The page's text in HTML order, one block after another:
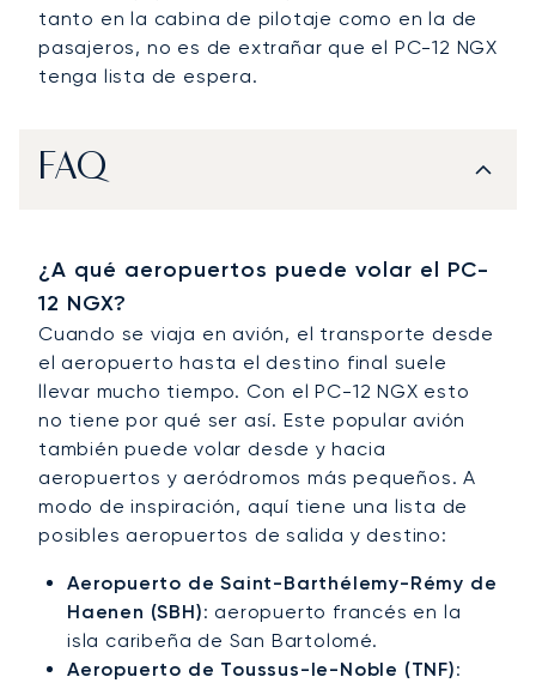
tanto en la cabina de pilotaje como en la de
pasajeros, no es de extrañar que el PC-12 NGX
tenga lista de espera.
FAQ
¿A qué aeropuertos puede volar el PC-
12 NGX?
Cuando se viaja en avión, el transporte desde
el aeropuerto hasta el destino final suele
llevar mucho tiempo. Con el PC-12 NGX esto
no tiene por qué ser así. Este popular avión
también puede volar desde y hacia
aeropuertos y aeródromos más pequeños. A
modo de inspiración, aquí tiene una lista de
posibles aeropuertos de salida y destino:
Aeropuerto de Saint-Barthélemy-Rémy de
Haenen (SBH): aeropuerto francés en la
isla caribeña de San Bartolomé.
Aeropuerto de Toussus-le-Noble (TNF):